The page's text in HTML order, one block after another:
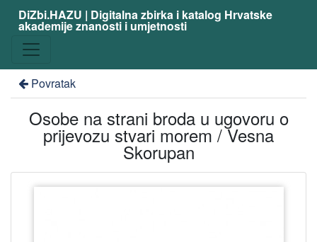
DiZbi.HAZU | Digitalna zbirka i katalog Hrvatske
akademije znanosti i umjetnosti
Povratak
Osobe na strani broda u ugovoru o
prijevozu stvari morem / Vesna
Skorupan